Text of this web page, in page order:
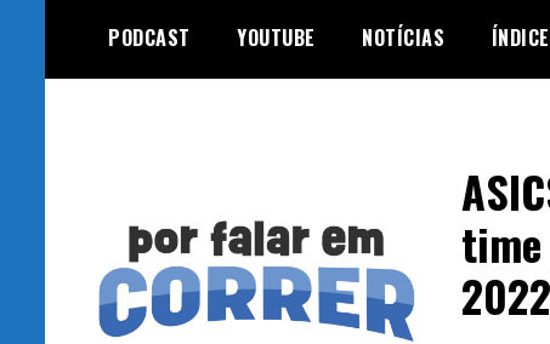
content
PODCAST YOUTUBE NOTÍCIAS
2022